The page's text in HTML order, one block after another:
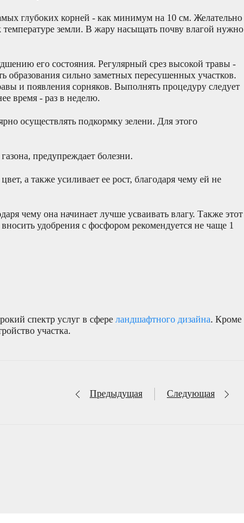
глубоких корней - как минимум на 10 см. Желательно
температуре земли. В жару насыщать почву влагой нужно
его состояния. Регулярный срез высокой травы -
образования сильно заметных пересушенных участков.
и появления сорняков. Выполнять процедуру следует
время - раз в неделю.
осуществлять подкормку зелени. Для этого
предупреждает болезни.
а также усиливает ее рост, благодаря чему ей не
чему она начинает лучше усваивать влагу. Также этот
удобрения с фосфором рекомендуется не чаще 1
спектр услуг в сфере ландшафтного дизайна. Кроме
участка.
Предыдущая Следующая